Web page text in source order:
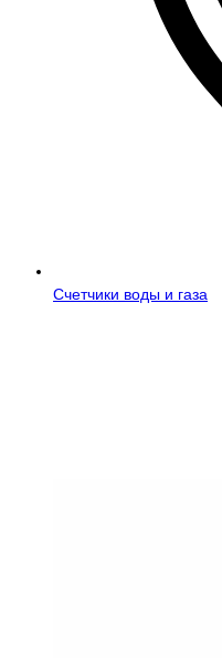
Счетчики воды и газа